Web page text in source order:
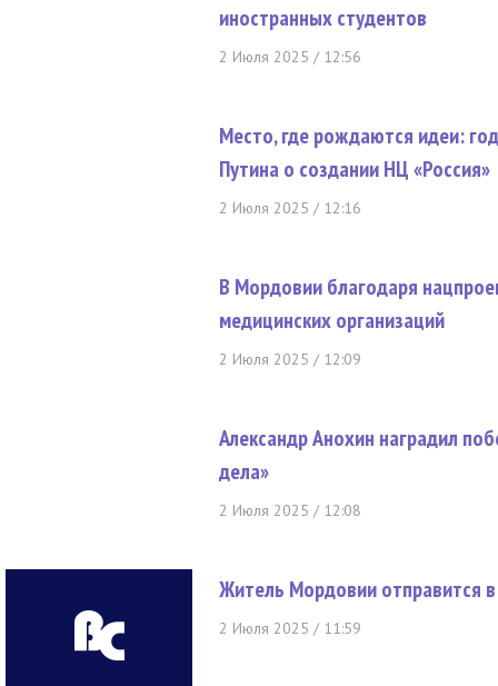
иностранных студентов
2 Июля 2025 / 12:56
Место, где рождаются идеи:
Путина о создании НЦ «Россия»
2 Июля 2025 / 12:16
В Мордовии благодаря
медицинских организаций
2 Июля 2025 / 12:09
Александр Анохин наградил
дела»
2 Июля 2025 / 12:08
Житель Мордовии отправится
2 Июля 2025 / 11:59